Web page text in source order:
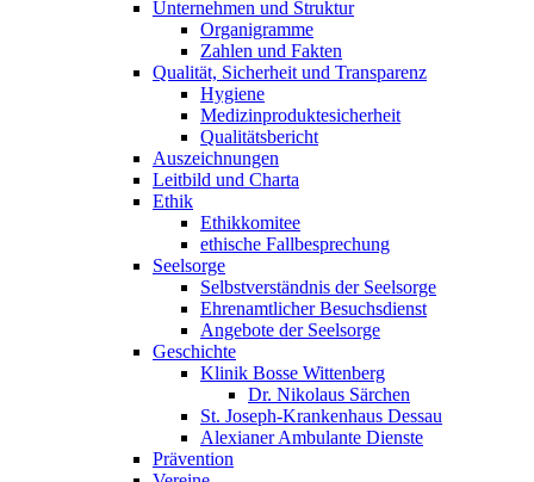
Unternehmen und Struktur
Organigramme
Zahlen und Fakten
Qualität, Sicherheit und Transparenz
Hygiene
Medizinproduktesicherheit
Qualitätsbericht
Auszeichnungen
Leitbild und Charta
Ethik
Ethikkomitee
ethische Fallbesprechung
Seelsorge
Selbstverständnis der Seelsorge
Ehrenamtlicher Besuchsdienst
Angebote der Seelsorge
Geschichte
Klinik Bosse Wittenberg
Dr. Nikolaus Särchen
St. Joseph-Krankenhaus Dessau
Alexianer Ambulante Dienste
Prävention